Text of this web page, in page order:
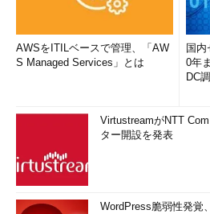
AWSをITILベースで管理、「AW
S Managed Services」とは
国
0年
DC
VirtustreamがNTT
ター開設を発表
WordPress脆弱性発